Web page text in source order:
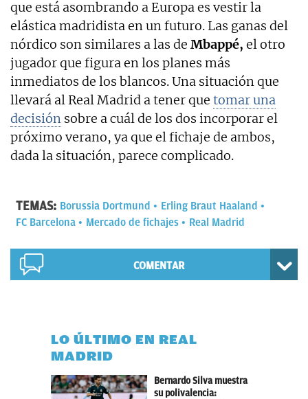
que está asombrando a Europa es vestir la
elástica madridista en un futuro. Las ganas del
nórdico son similares a las de Mbappé, el otro
jugador que figura en los planes más
inmediatos de los blancos. Una situación que
llevará al Real Madrid a tener que tomar una
decisión sobre a cuál de los dos incorporar el
próximo verano, ya que el fichaje de ambos,
dada la situación, parece complicado.
TEMAS: Borussia Dortmund
Erling Braut Haaland
FC Barcelona
Mercado de fichajes Real Madrid
COMENTAR
LO ÚLTIMO EN REAL
MADRID
Bernardo Silva muestra
su polivalencia: